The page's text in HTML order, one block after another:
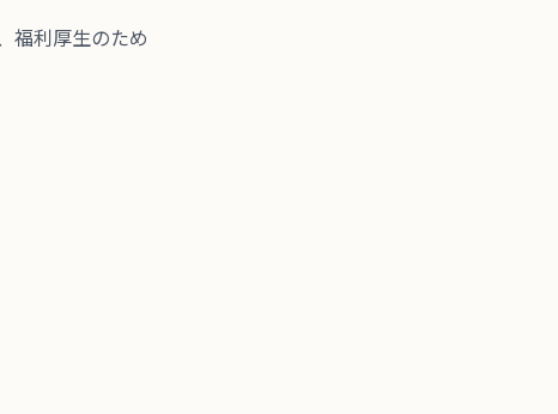
福利厚生のため